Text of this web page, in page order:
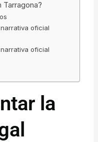
Tarragona?
oficial
oficial
la